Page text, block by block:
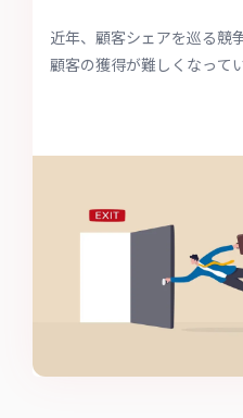
近年、顧客シェアを巡る競
顧客の獲得が難しくなって